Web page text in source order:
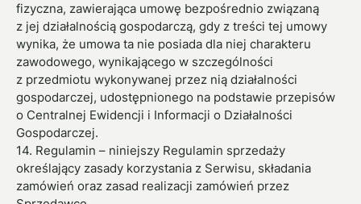
fizyczna, zawierająca umowę bezpośrednio związaną
z jej działalnością gospodarczą, gdy z treści tej umowy
wynika, że umowa ta nie posiada dla niej charakteru
zawodowego, wynikającego w szczególności
z przedmiotu wykonywanej przez nią działalności
gospodarczej, udostępnionego na podstawie przepisów
o Centralnej Ewidencji i Informacji o Działalności
Gospodarczej.
14. Regulamin – niniejszy Regulamin sprzedaży
określający zasady korzystania z Serwisu, składania
zamówień oraz zasad realizacji zamówień przez